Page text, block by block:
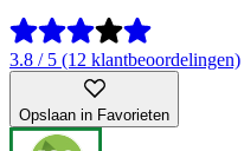
3.8 / 5 (12 klantbeoordelingen)
Opslaan in Favorieten